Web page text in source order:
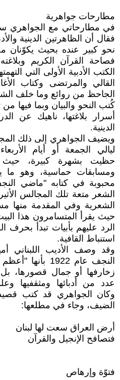
مطارحات جواهرية
في مطارحاتي مع الجواهري
فقال أن الظاهرتين الدينية
نحو كبير عنده بحيث يكوّنان
فصاحة القرآن الكريم
الكتب الأدبية الأولى التي
القالي والمرتضى وكتاب
الجاحظ من روائع وما خلف
كُتب النحو والبيان وبما فيها
أسرار بلاغتها، ناهيك عن
الدينية.
ويضيف الجواهري إلى ذلك
ليالي الجمعة أو أيام
حظيت بشهرة كبيرة، حيث
ومسابقات حماسية، وهو ما
محبوبة في كتابه "ماضي
الشعر متعة تلك المجالس
الشعرية وفي المقدمة منها
حيث يقرأ المتسامرون هذا
الرد عليهم بأبيات تبدأ بحرف
استنباط القافية.
وقد وصف الأديب اللبناني
النجف عام 1922
زخارفها أو جمال قصورها،
عدد من أدبائها ومثقفيها
وكان الجواهري قد كتب
الضيف، وجاء في مطلعها:
أرض العراق سعت لها لبنان
فتصافح الإنجيل والقرآن
فتوّة وإرهاص